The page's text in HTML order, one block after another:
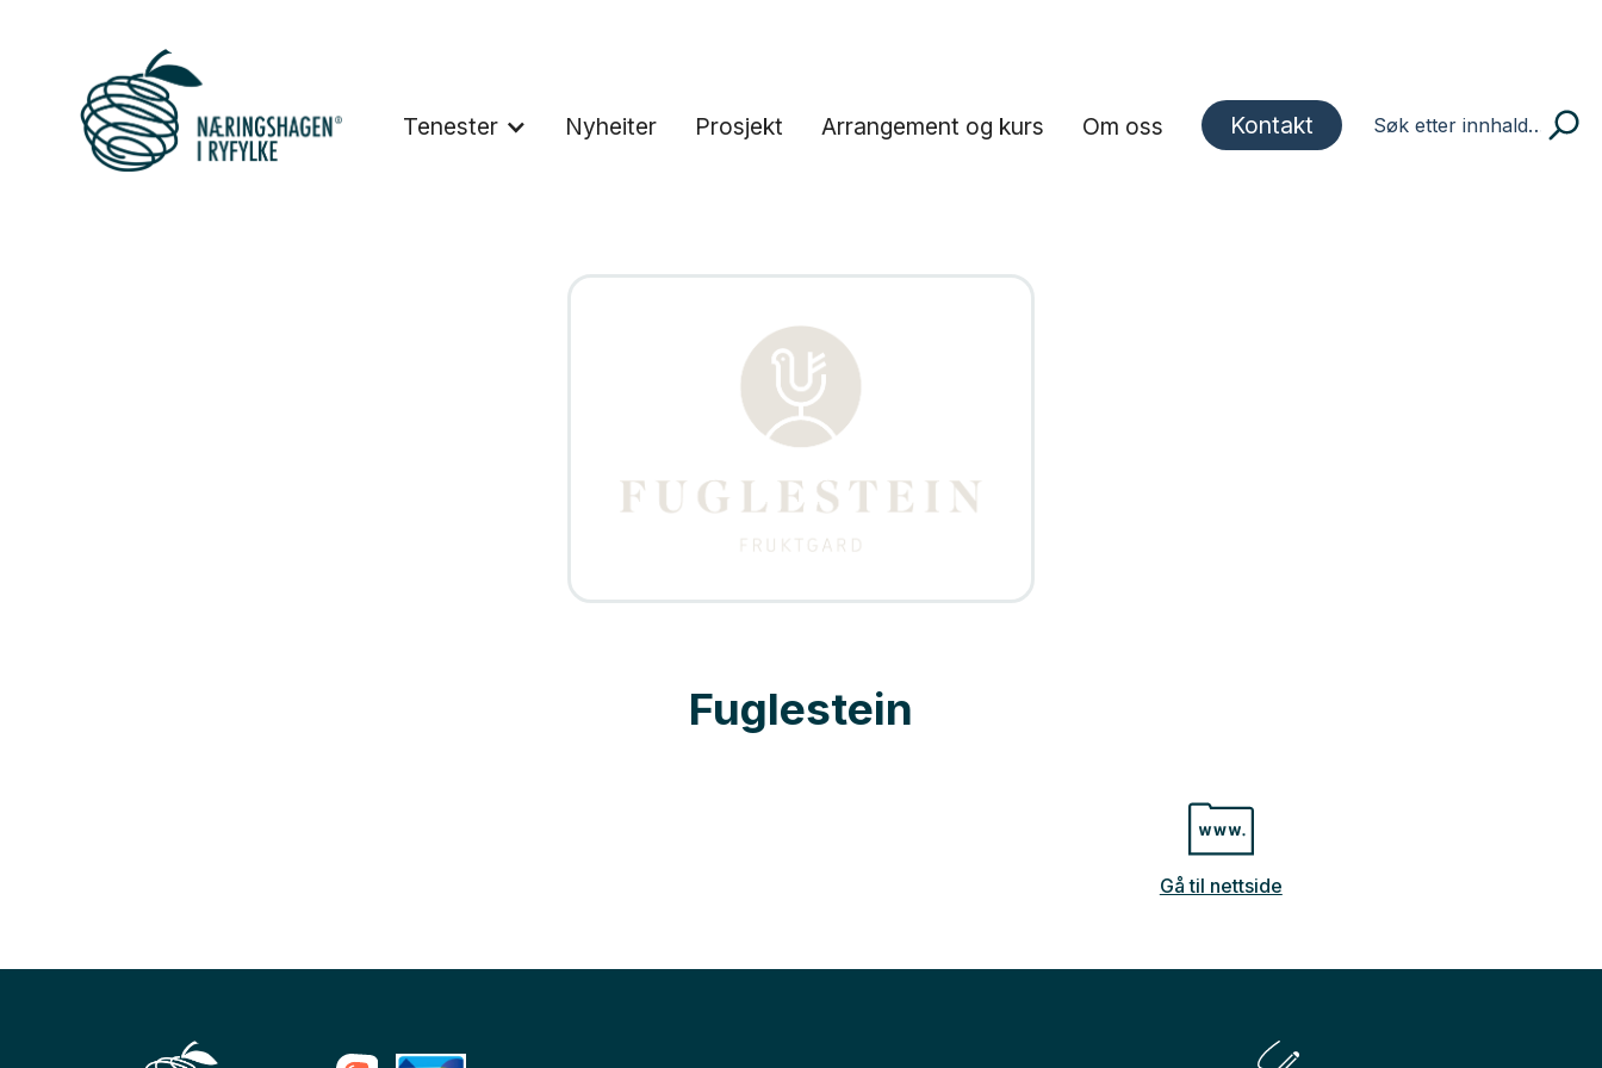
Tenester Nyheiter Prosjekt Arrangement og kurs Om oss Kontakt
Fuglestein
Gå til nettside